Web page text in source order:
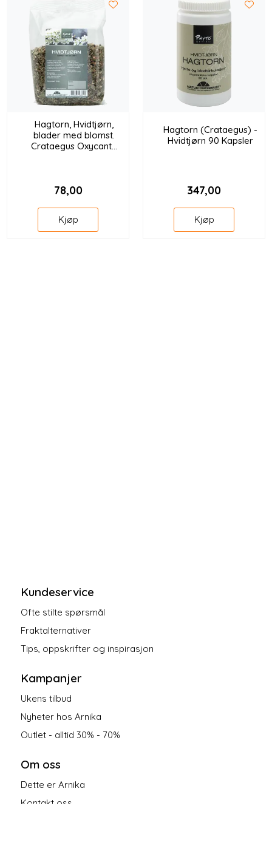
Hagtorn, Hvidtjørn,
blader med blomst.
Crataegus Oxycanta
78,00
Kjøp
Hagtorn (Crataegus) -
Hvidtjørn 90 Kapsler
347,00
Kjøp
Kundeservice
Ofte stilte spørsmål
Fraktalternativer
Tips, oppskrifter og inspirasjon
Kampanjer
Ukens tilbud
Nyheter hos Arnika
Outlet - alltid 30% - 70%
Om oss
Dette er Arnika
Kontakt oss